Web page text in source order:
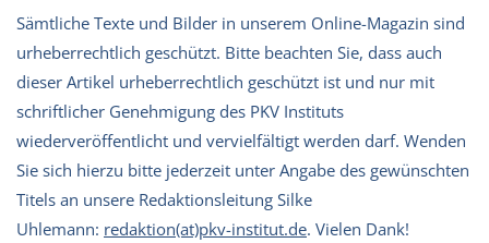
Sämtliche Texte und Bilder in unserem Online-Magazin sind
urheberrechtlich geschützt. Bitte beachten Sie, dass auch
dieser Artikel urheberrechtlich geschützt ist und nur mit
schriftlicher Genehmigung des PKV Instituts
wiederveröffentlicht und vervielfältigt werden darf. Wenden
Sie sich hierzu bitte jederzeit unter Angabe des gewünschten
Titels an unsere Redaktionsleitung Silke
Uhlemann: redaktion(at)pkv-institut.de. Vielen Dank!